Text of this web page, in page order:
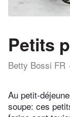
Petits
Betty Bossi FR
Au petit-
soupe: ces